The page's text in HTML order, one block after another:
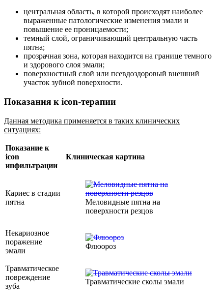
центральная область, в которой происходят наиболее
выраженные патологические изменения эмали и
повышение ее проницаемости;
темный слой, ограничивающий центральную часть
пятна;
прозрачная зона, которая находится на границе темного
и здорового слоя эмали;
поверхностный слой или псевдоздоровый внешний
участок зубной поверхности.
Показания к icon-терапии
Данная методика применяется в таких клинических
ситуациях:
Показание к
icon
инфильтрации
Клиническая картина
Кариес в стадии
пятна
Меловидные пятна на
поверхности резцов
Некариозное
поражение
эмали
Флюороз
Травматическое
повреждение
зуба
Травматические сколы эмали